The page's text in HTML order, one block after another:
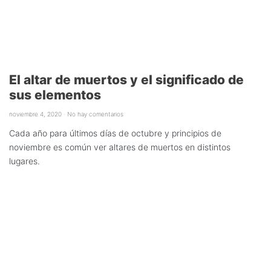
El altar de muertos y el significado de
sus elementos
noviembre 4, 2020 No hay comentarios
Cada año para últimos días de octubre y principios de
noviembre es común ver altares de muertos en distintos
lugares.